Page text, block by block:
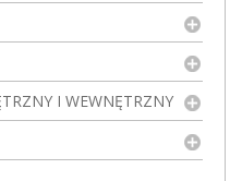
I WEWNĘTRZNY